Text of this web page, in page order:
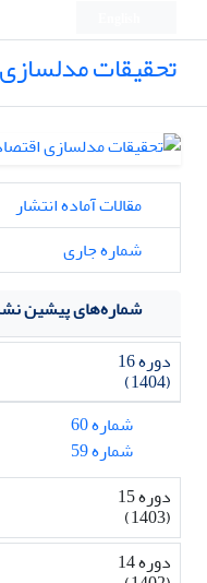
تحقیقات
مقالات آماده انتشار
شماره جاری
شماره‌های پیشین
دوره 16
(1404)
شماره 60
شماره 59
دوره 15
(1403)
دوره 14